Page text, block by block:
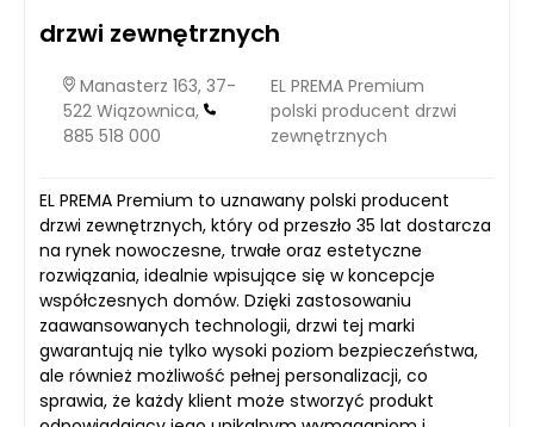
drzwi zewnętrznych
Manasterz 163, 37-
522 Wiązownica,
885 518 000
EL PREMA Premium
polski producent drzwi
zewnętrznych
EL PREMA Premium to uznawany polski producent
drzwi zewnętrznych, który od przeszło 35 lat dostarcza
na rynek nowoczesne, trwałe oraz estetyczne
rozwiązania, idealnie wpisujące się w koncepcje
współczesnych domów. Dzięki zastosowaniu
zaawansowanych technologii, drzwi tej marki
gwarantują nie tylko wysoki poziom bezpieczeństwa,
ale również możliwość pełnej personalizacji, co
sprawia, że każdy klient może stworzyć produkt